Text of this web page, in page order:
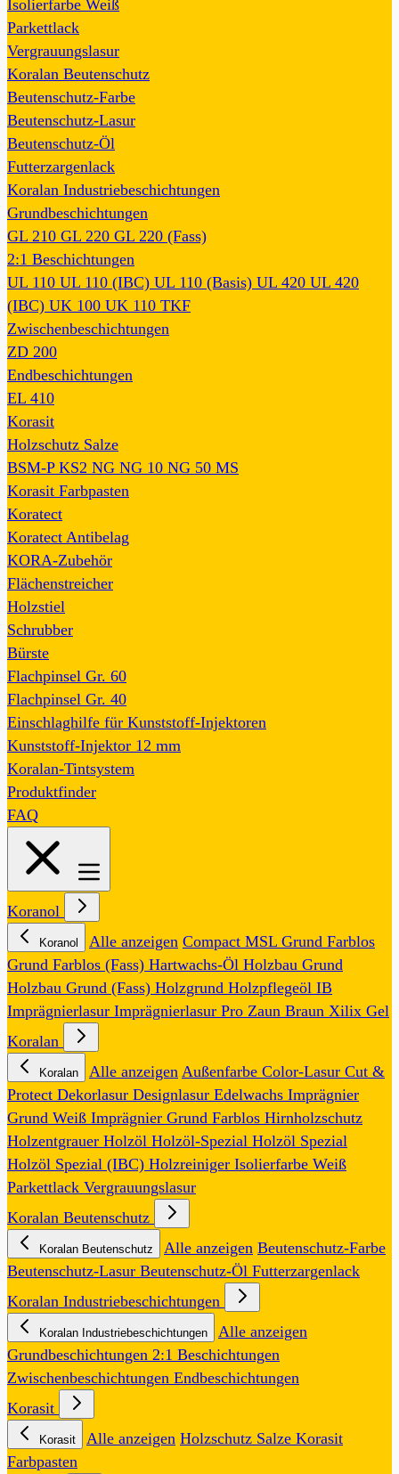
Isolierfarbe Weiß
Parkettlack
Vergrauungslasur
Koralan Beutenschutz
Beutenschutz-Farbe
Beutenschutz-Lasur
Beutenschutz-Öl
Futterzargenlack
Koralan Industriebeschichtungen
Grundbeschichtungen
GL 210 GL 220 GL 220 (Fass)
2:1 Beschichtungen
UL 110 UL 110 (IBC) UL 110 (Basis) UL 420 UL 420
(IBC) UK 100 UK 110 TKF
Zwischenbeschichtungen
ZD 200
Endbeschichtungen
EL 410
Korasit
Holzschutz Salze
BSM-P KS2 NG NG 10 NG 50 MS
Korasit Farbpasten
Koratect
Koratect Antibelag
KORA-Zubehör
Flächenstreicher
Holzstiel
Schrubber
Bürste
Flachpinsel Gr. 60
Flachpinsel Gr. 40
Einschlaghilfe für Kunststoff-Injektoren
Kunststoff-Injektor 12 mm
Koralan-Tintsystem
Produktfinder
FAQ
Koranol
Koranol Alle anzeigen Compact MSL Grund Farblos
Grund Farblos (Fass) Hartwachs-Öl Holzbau Grund
Holzbau Grund (Fass) Holzgrund Holzpflegeöl IB
Imprägnierlasur Imprägnierlasur Pro Zaun Braun Xilix Gel
Koralan
Koralan Alle anzeigen Außenfarbe Color-Lasur Cut &
Protect Dekorlasur Designlasur Edelwachs Imprägnier
Grund Weiß Imprägnier Grund Farblos Hirnholzschutz
Holzentgrauer Holzöl Holzöl-Spezial Holzöl Spezial
Holzöl Spezial (IBC) Holzreiniger Isolierfarbe Weiß
Parkettlack Vergrauungslasur
Koralan Beutenschutz
Koralan Beutenschutz Alle anzeigen Beutenschutz-Farbe
Beutenschutz-Lasur Beutenschutz-Öl Futterzargenlack
Koralan Industriebeschichtungen
Koralan Industriebeschichtungen
Alle anzeigen
Grundbeschichtungen 2:1 Beschichtungen
Zwischenbeschichtungen Endbeschichtungen
Korasit
Korasit Alle anzeigen Holzschutz Salze Korasit
Farbpasten